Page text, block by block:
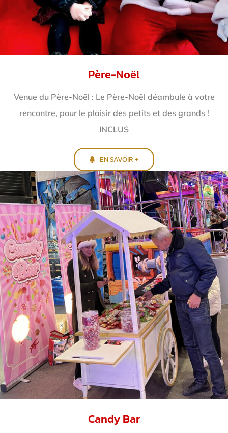
Père-Noël
Venue du Père-Noël : Le Père-Noël déambule à votre
rencontre, pour le plaisir des petits et des grands !
INCLUS
EN SAVOIR +
Candy Bar